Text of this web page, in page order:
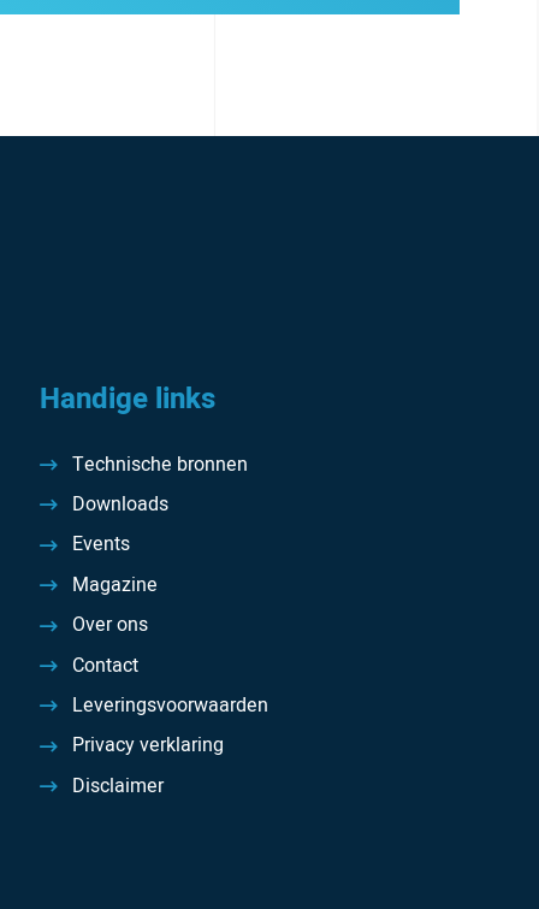
Handige links
Technische bronnen
Downloads
Events
Magazine
Over ons
Contact
Leveringsvoorwaarden
Privacy verklaring
Disclaimer